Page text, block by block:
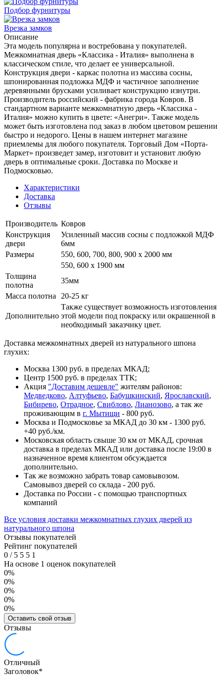
Подбор фурнитуры
Врезка замков
Описание
Эта модель популярна и востребована у покупателей.
Межкомнатная дверь «Классика - Италия» выполнена в
классическом стиле, что делает ее универсальной.
Конструкция двери - каркас полотна из массива сосны,
шпонированная подложка МДФ и частичное заполнение
деревянными брусками усиливает конструкцию изнутри.
Производитель российский - фабрика города Ковров. В
стандартном варианте межкомнатную дверь «Классика -
Италия» можно купить в цвете: «Анегри». Также модель
может быть изготовлена под заказ в любом цветовом решении
быстро и недорого. Цены в нашем интернет магазине
приемлемы для любого покупателя. Торговый Дом «Порта-
Маркет» произведет замер, изготовит и установит любую
дверь в оптимальные сроки. Доставка по Москве и
Подмосковью.
Характеристики
Доставка
Отзывы
Производитель Ковров
Конструкция
двери
Усиленный массив сосны с подложкой МДФ
6мм
Размеры
550, 600, 700, 800, 900 x 2000 мм
550, 600 х 1900 мм
Толщина
полотна
35мм
Масса полотна
20-25 кг
Дополнительно
Также существует возможность изготовления
этой модели под покраску или окрашенной в
необходимый заказчику цвет.
Доставка межкомнатных дверей из натурального шпона
глухих:
Москва 1300 руб. в пределах МКАД;
Центр 1500 руб. в пределах ТТК;
Акция "Доставим дешевле" жителям районов:
Медведково, Алтуфьево, Бабушкинский, Ярославский,
Бибирево, Отрадное, Свиблово, Лианозово, а так же
проживающим в г. Мытищи - 800 руб.
Москва и Подмосковье за МКАД до 30 км - 1300 руб.
+40 руб./км.
Московская область свыше 30 км от МКАД, срочная
доставка в пределах МКАД или доставка после 19:00 в
назначенное время клиентом обсуждается
дополнительно.
Так же возможно забрать товар самовывозом.
Самовывоз дверей со склада - 200 руб.
Доставка по России - с помощью транспортных
компаний
Все условия доставки межкомнатных глухих дверей из
натурального шпона
Отзывы покупателей
Рейтинг покупателей
0 /5 5 5 1
На основе 1 оценок покупателей
0%
0%
0%
0%
0%
Оставить свой отзыв
Отзывы
Отличный
Заголовок*